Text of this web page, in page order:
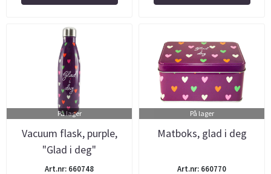
På lager
Vacuum flask, purple,
"Glad i deg"
Art.nr: 660748
På lager
Matboks, glad i deg
Art.nr: 660770